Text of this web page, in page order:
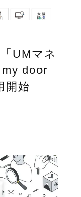
UMマネ
door
開始